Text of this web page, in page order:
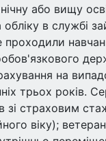
або вищу
в службі
проходили
на
трьох років.
зі страховим
віку);